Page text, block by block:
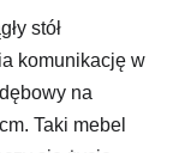
stół
komunikację w
na
Taki mebel